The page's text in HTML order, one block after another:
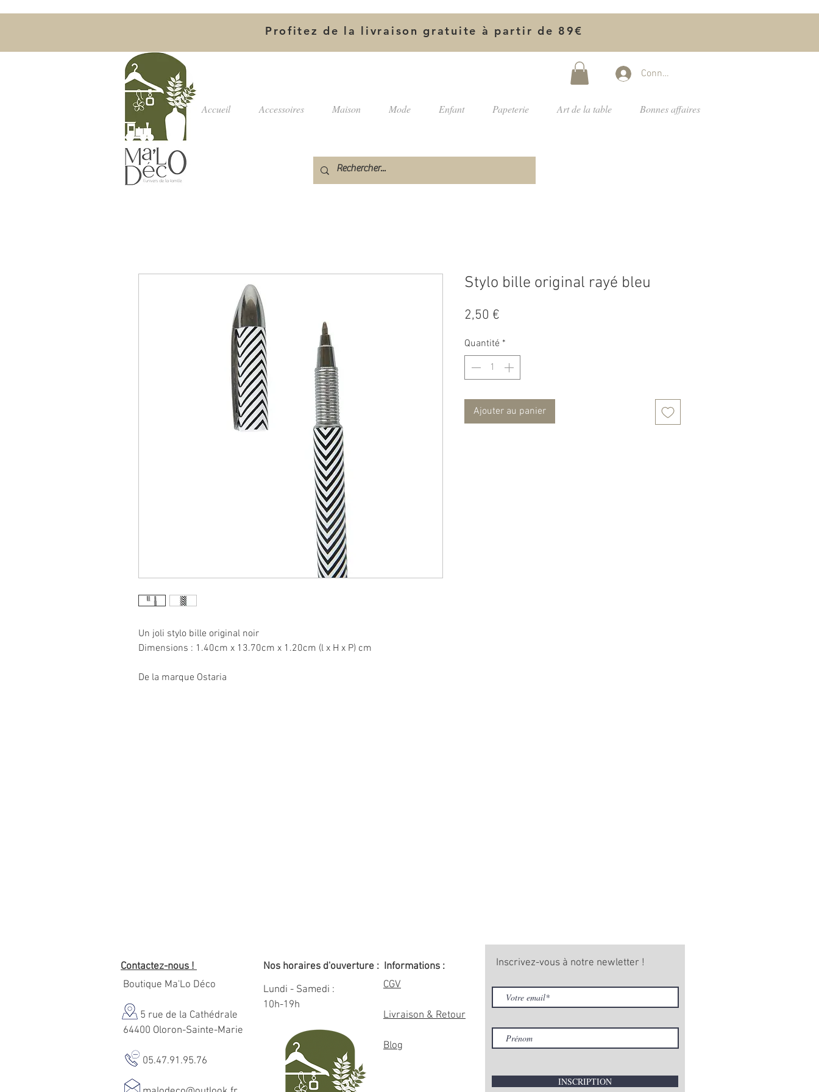
Profitez de la livraison gratuite à partir de 89€
Connectez-vous
Accueil Accessoires Maison Mode Enfant Papeterie Art de la table Bonnes affaires
Un joli stylo bille original noir
Dimensions : 1.40cm x 13.70cm x 1.20cm (l x H x P) cm
De la marque Ostaria
Stylo bille original rayé bleu
2,50 €
Quantité *
Ajouter au panier
Contactez-nous !
Boutique Ma'Lo Déco
5 rue de la Cathédrale
64400 Oloron-Sainte-Marie
05.47.91.95.76
Nos horaires d'ouverture :
Lundi - Samedi :
10h-19h
Informations :
CGV
Livraison & Retour
Blog
Inscrivez-vous à notre newletter !
INSCRIPTION